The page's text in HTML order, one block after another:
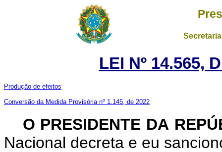
LEI Nº 14.565,
Produção de efeitos
Conversão da Medida Provisória nº 1.145, de 2022
O PRESIDENTE DA
Nacional decreta e eu